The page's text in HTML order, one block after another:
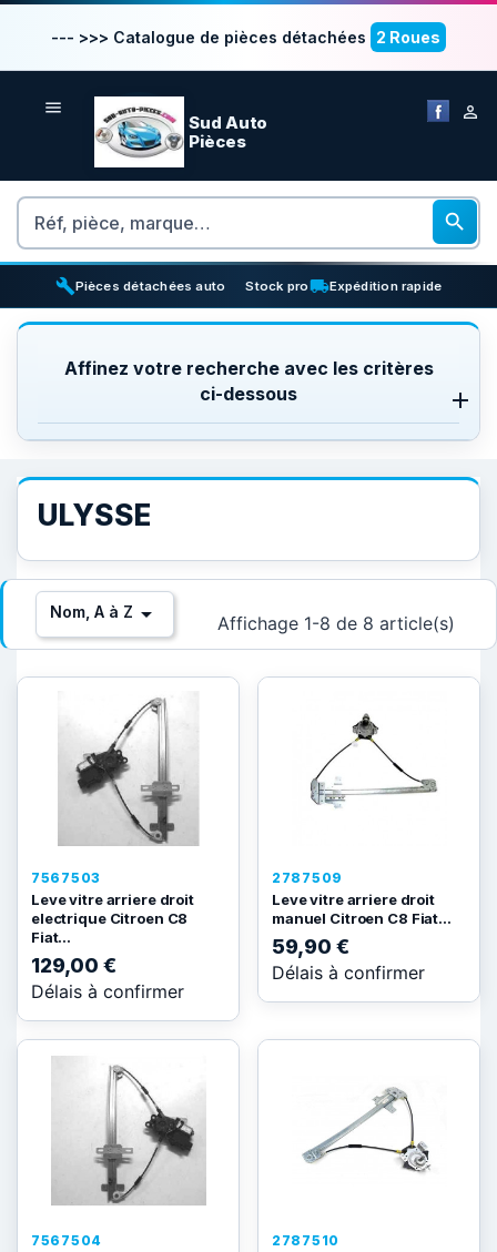
--- >>> Catalogue de pièces détachées 2 Roues
 
Sud Auto
Pièces
Rechercher

buildPièces détachées auto inventory_2
Stock prolocal_shippingExpédition rapide
Affinez votre recherche avec les critères
ci-dessous
ULYSSE
Nom, A à Z  Affichage 1-8 de 8 article(s)
7567503
Leve vitre arriere droit
electrique Citroen C8
Fiat...
129,00 €
Délais à confirmer
2787509
Leve vitre arriere droit
manuel Citroen C8 Fiat...
59,90 €
Délais à confirmer
7567504 2787510